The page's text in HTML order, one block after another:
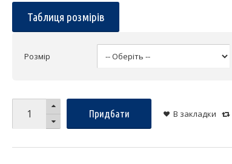
Таблиця розмірів
Розмір
Придбати В закладки